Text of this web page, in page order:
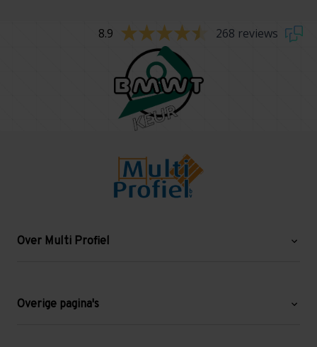
8.9 268 reviews
Over Multi Profiel
Blog
Overige pagina's